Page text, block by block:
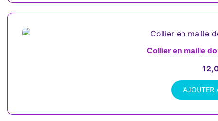
Collier en maille
AJOUTER